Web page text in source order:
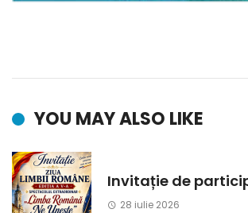
YOU MAY ALSO LIKE
Invitație de
28 iulie 2026